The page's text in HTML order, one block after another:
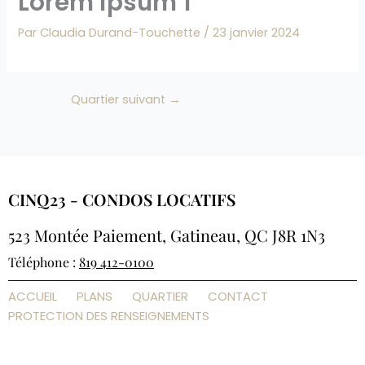
Par Claudia Durand-Touchette /23 janvier 2024
Quartier suivant →
CINQ23 - CONDOS LOCATIFS
523 Montée Paiement, Gatineau, QC J8R 1N3
Téléphone : 819 412-0100
ACCUEIL
PLANS QUARTIER
CONTACT
PROTECTION DES RENSEIGNEMENTS